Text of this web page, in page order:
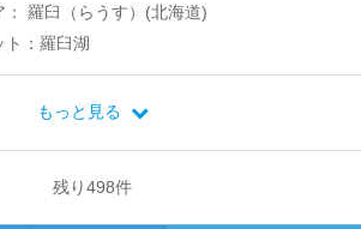
： 羅臼（らうす）(北海道)
ト：羅臼湖
もっと見る
残り498件